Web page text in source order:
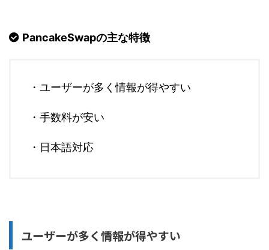
PancakeSwapの主な特徴
・ユーザーが多く情報が得やすい
・手数料が安い
・日本語対応
ユーザーが多く情報が得やすい